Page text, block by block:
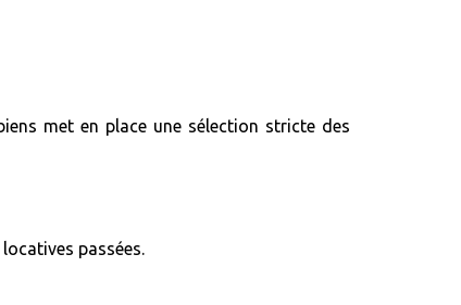
met en place une sélection stricte des
passées.